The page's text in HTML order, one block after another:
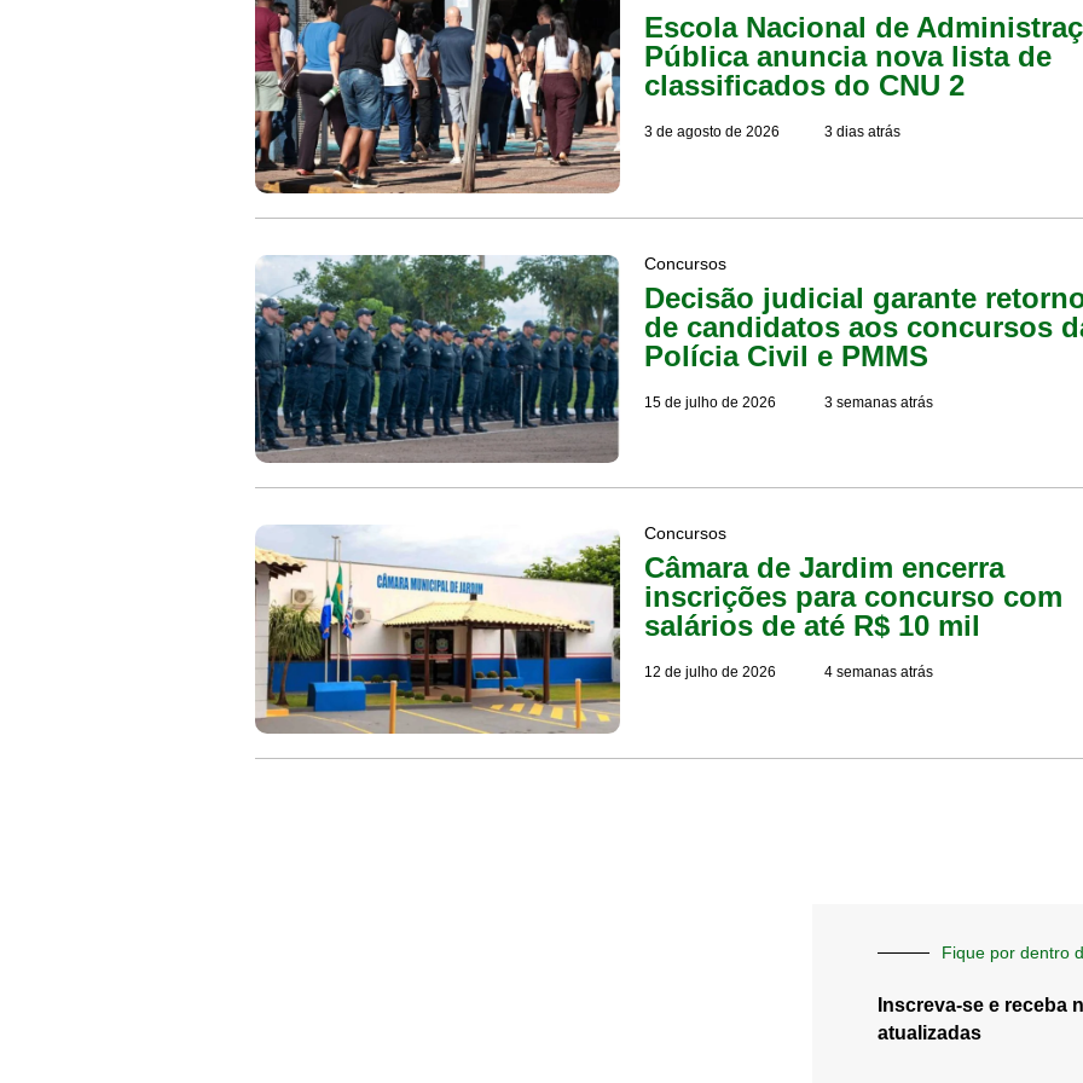
Escola Nacional de
Pública anuncia nova lista de
classificados do CNU 2
3 de agosto de 2026 3 dias atrás
Concursos
Decisão judicial garante
de candidatos aos concursos
Polícia Civil e PMMS
15 de julho de 2026 3 semanas atrás
Concursos
Câmara de Jardim encerra
inscrições para concurso com
salários de até R$ 10 mil
12 de julho de 2026 4 semanas atrás
Fique por dentro
Inscreva-se e receba
atualizadas